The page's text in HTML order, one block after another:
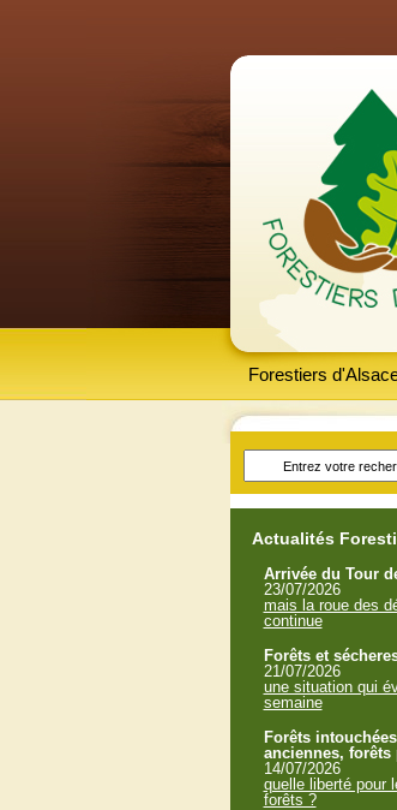
Forestiers
Actualités
Arrivée du Tour
23/07/2026
mais la roue des
continue
Forêts et
21/07/2026
une situation qui
semaine
Forêts
anciennes, forêts
14/07/2026
quelle liberté pour
forêts ?